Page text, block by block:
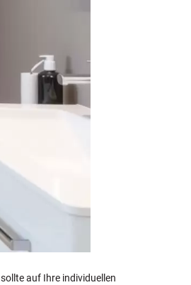
auf Ihre individuellen